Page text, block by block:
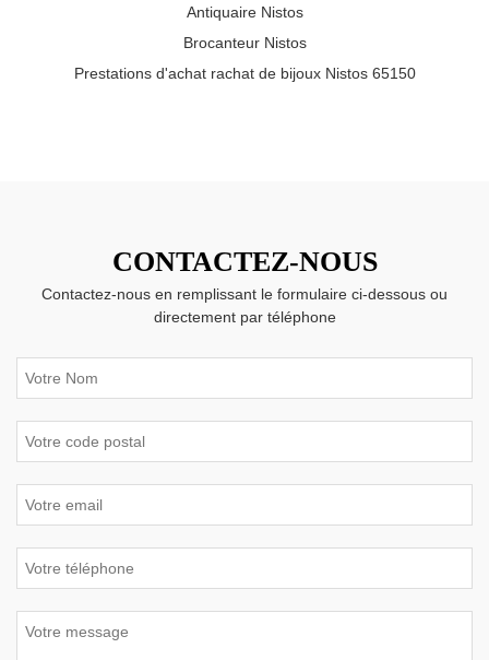
Antiquaire Nistos
Brocanteur Nistos
Prestations d'achat rachat de bijoux Nistos 65150
CONTACTEZ-NOUS
Contactez-nous en remplissant le formulaire ci-dessous ou
directement par téléphone